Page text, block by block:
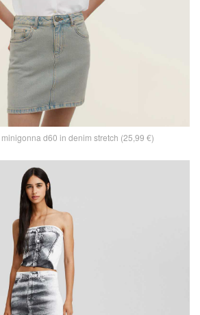
d60 in denim stretch (25,99 €)